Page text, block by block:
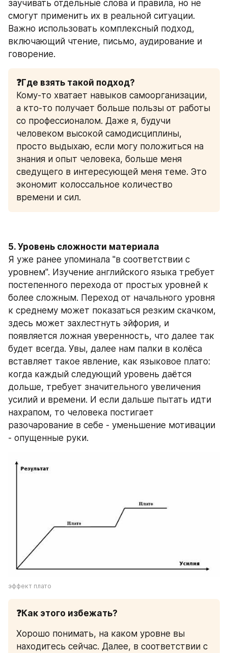
заучивать отдельные слова и правила, но не
смогут применить их в реальной ситуации.
Важно использовать комплексный подход,
включающий чтение, письмо, аудирование и
говорение.
❓Где взять такой подход?
Кому-то хватает навыков самоорганизации,
а кто-то получает больше пользы от работы
со профессионалом. Даже я, будучи
человеком высокой самодисциплины,
просто выдыхаю, если могу положиться на
знания и опыт человека, больше меня
сведущего в интересующей меня теме. Это
экономит колоссальное количество
времени и сил.
5. Уровень сложности материала
Я уже ранее упоминала "в соответствии с
уровнем". Изучение английского языка требует
постепенного перехода от простых уровней к
более сложным. Переход от начального уровня
к среднему может показаться резким скачком,
здесь может захлестнуть эйфория, и
появляется ложная уверенность, что далее так
будет всегда. Увы, далее нам палки в колёса
вставляет такое явление, как языковое плато:
когда каждый следующий уровень даётся
дольше, требует значительного увеличения
усилий и времени. И если дальше пытать идти
нахрапом, то человека постигает
разочарование в себе - уменьшение мотивации
- опущенные руки.
эффект плато
❓Как этого избежать?
Хорошо понимать, на каком уровне вы
находитесь сейчас. Далее, в соответствии с